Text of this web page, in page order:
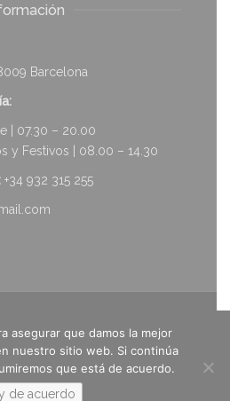
Barcelona
| 07.30 – 20.00
y Festivos | 08.00 – 14.30
+34 932 315 255
Pasteleria Garde · Diseño &
asegurar que damos la mejor
nuestro sitio web. Si continúa
que está de acuerdo.
de acuerdo